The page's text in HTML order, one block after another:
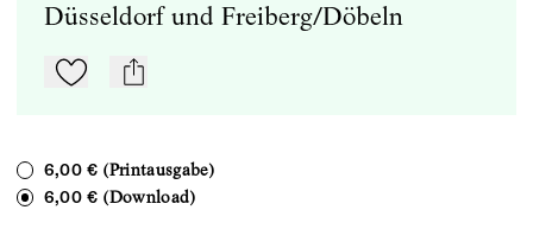
Düsseldorf und Freiberg/Döbeln
Zu Mein-TdZ hinzufügen
mail
6,00 €(Printausgabe)
6,00 €(Download)